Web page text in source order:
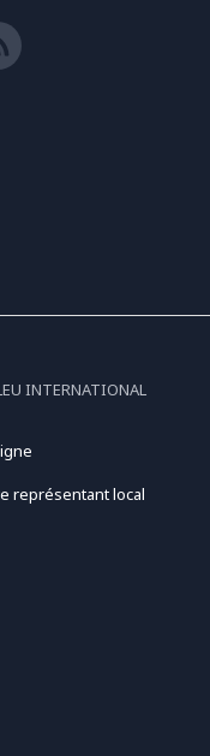
INTERNATIONAL
représentant local